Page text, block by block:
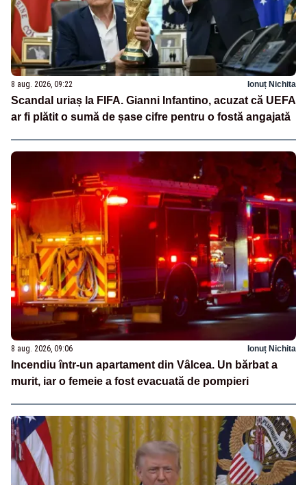
8 aug. 2026, 09:22 Ionuț Nichita
Scandal uriaș la FIFA. Gianni Infantino, acuzat că UEFA
ar fi plătit o sumă de șase cifre pentru o fostă angajată
8 aug. 2026, 09:06 Ionuț Nichita
Incendiu într-un apartament din Vâlcea. Un bărbat a
murit, iar o femeie a fost evacuată de pompieri